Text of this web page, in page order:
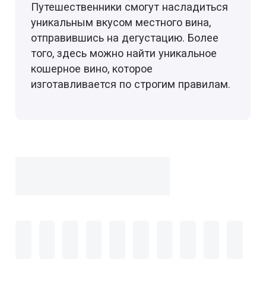
Путешественники смогут насладиться
уникальным вкусом местного вина,
отправившись на дегустацию. Более
того, здесь можно найти уникальное
кошерное вино, которое
изготавливается по строгим правилам.